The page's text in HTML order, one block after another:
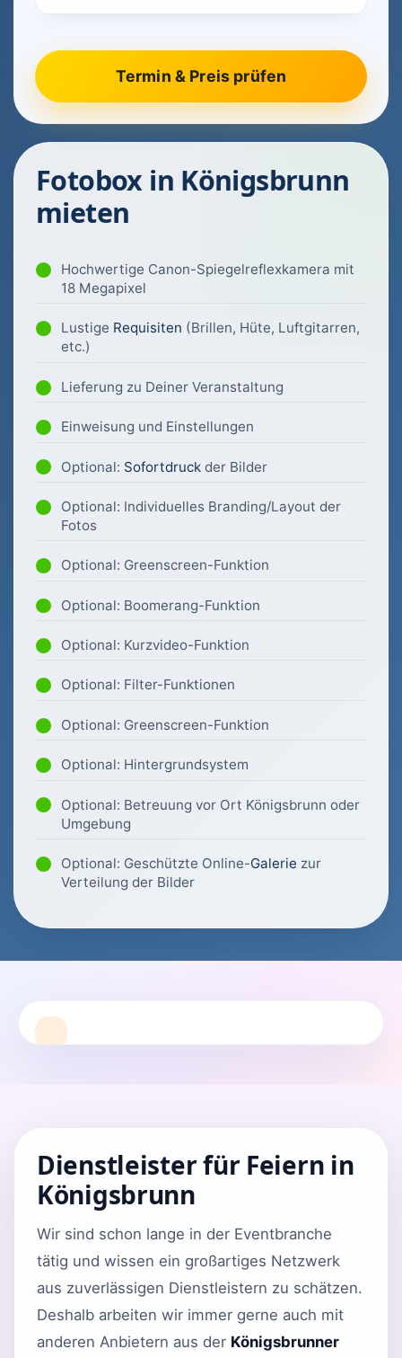
Fotobox in Königsbrunn
mieten
Hochwertige Canon-Spiegelreflexkamera mit
18 Megapixel
Lustige Requisiten (Brillen, Hüte, Luftgitarren,
etc.)
Lieferung zu Deiner Veranstaltung
Einweisung und Einstellungen
Optional: Sofortdruck der Bilder
Optional: Individuelles Branding/Layout der
Fotos
Optional: Greenscreen-Funktion
Optional: Boomerang-Funktion
Optional: Kurzvideo-Funktion
Optional: Filter-Funktionen
Optional: Greenscreen-Funktion
Optional: Hintergrundsystem
Optional: Betreuung vor Ort Königsbrunn oder
Umgebung
Optional: Geschützte Online-Galerie zur
Verteilung der Bilder
Dienstleister für Feiern in
Königsbrunn
Wir sind schon lange in der Eventbranche
tätig und wissen ein großartiges Netzwerk
aus zuverlässigen Dienstleistern zu schätzen.
Deshalb arbeiten wir immer gerne auch mit
anderen Anbietern aus der Königsbrunner